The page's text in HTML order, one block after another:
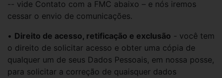
-- vide Contato com a FMC abaixo – e nós iremos
cessar o envio de comunicações.
• Direito de acesso, retificação e exclusão - você tem
o direito de solicitar acesso e obter uma cópia de
qualquer um de seus Dados Pessoais, em nossa posse,
para solicitar a correção de quaisquer dados